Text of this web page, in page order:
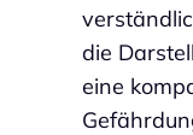
die
eine